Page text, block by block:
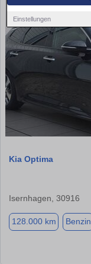
Einstellungen
Kia Optima
Isernhagen, 30916
128.000 km Benzin